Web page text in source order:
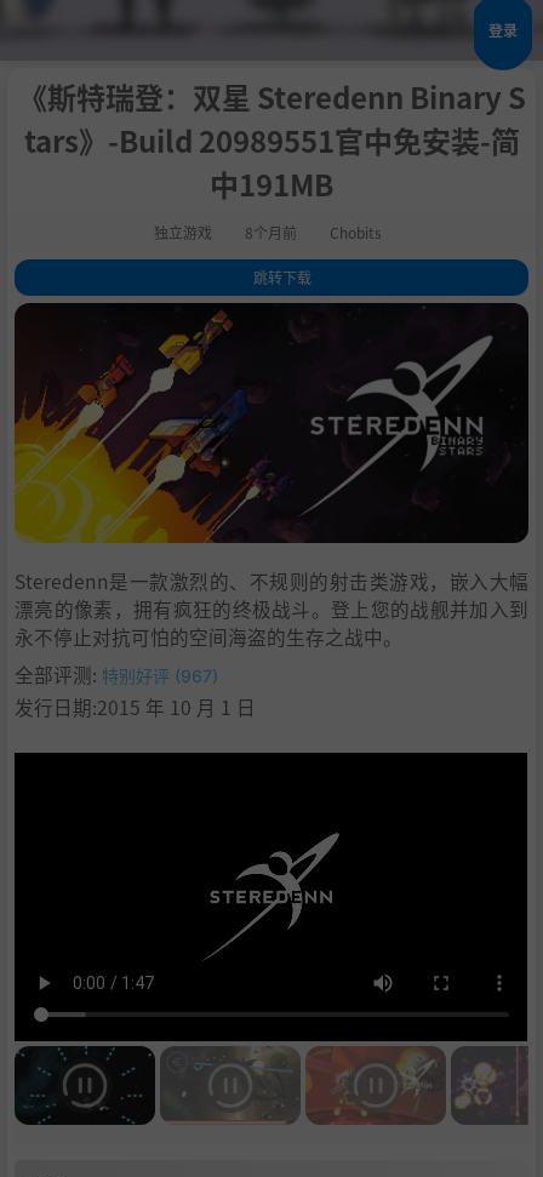
登录
《斯特瑞登：双星 Steredenn Binary S
tars》-Build 20989551官中免安装-简
中191MB
独立游戏 8个月前 Chobits
跳转下载
1.评测
系统需求
.支持作者
.学习
Steredenn是一款激烈的、不规则的射击类游戏，嵌入大幅
漂亮的像素，拥有疯狂的终极战斗。登上您的战舰并加入到
永不停止对抗可怕的空间海盗的生存之战中。
全部评测: 特别好评 (967)
发行日期:2015 年 10 月 1 日